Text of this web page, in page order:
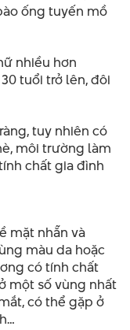
ống tuyến mồ
nhiều hơn
tuổi trở lên, đôi
tuy nhiên có
môi trường làm
chất gia đình
mặt nhẵn và
màu da hoặc
có tính chất
một số vùng nhất
có thể gặp ở